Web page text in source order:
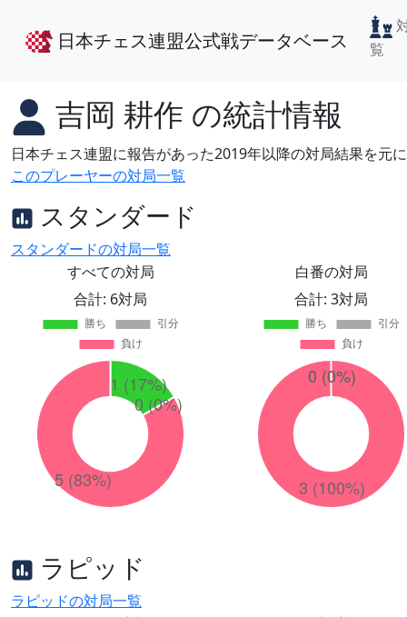
日本チェス連盟公式戦データベース
覧
吉岡 耕作 の統計情報
日本チェス連盟に報告があった2019年以降の対局結果を元
このプレーヤーの対局一覧
スタンダード
スタンダードの対局一覧
すべての対局
合計: 6対局
白番の対局
合計: 3対局
ラピッド
ラピッドの対局一覧